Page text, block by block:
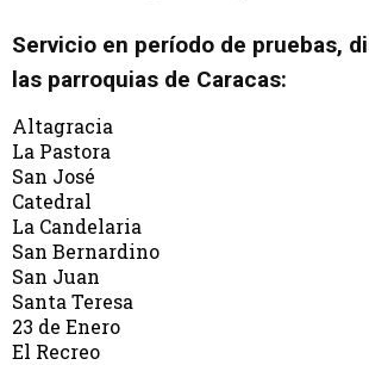
Servicio en período de pruebas,
las parroquias de Caracas:
Altagracia
La Pastora
San José
Catedral
La Candelaria
San Bernardino
San Juan
Santa Teresa
23 de Enero
El Recreo